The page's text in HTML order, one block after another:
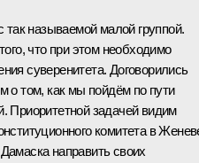
так называемой малой группой.
что при этом необходимо
суверенитета. Договорились
о том, как мы пойдём по пути
Приоритетной задачей видим
комитета в
направить своих